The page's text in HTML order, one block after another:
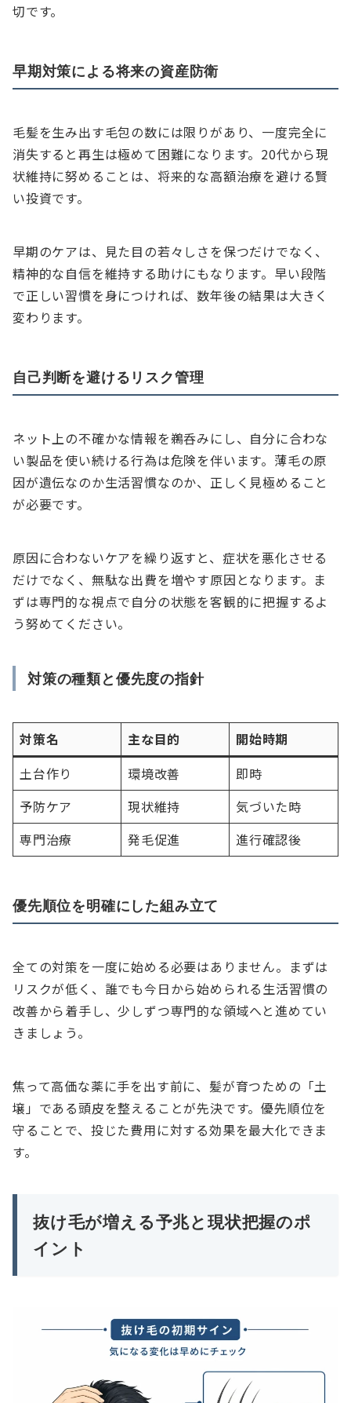
切です。
早期対策による将来の資産防衛
毛髪を生み出す毛包の数には限りがあり、一度完全に
消失すると再生は極めて困難になります。20代から現
状維持に努めることは、将来的な高額治療を避ける賢
い投資です。
早期のケアは、見た目の若々しさを保つだけでなく、
精神的な自信を維持する助けにもなります。早い段階
で正しい習慣を身につければ、数年後の結果は大きく
変わります。
自己判断を避けるリスク管理
ネット上の不確かな情報を鵜呑みにし、自分に合わな
い製品を使い続ける行為は危険を伴います。薄毛の原
因が遺伝なのか生活習慣なのか、正しく見極めること
が必要です。
原因に合わないケアを繰り返すと、症状を悪化させる
だけでなく、無駄な出費を増やす原因となります。ま
ずは専門的な視点で自分の状態を客観的に把握するよ
う努めてください。
対策の種類と優先度の指針
対策名 主な目的
開始時期
土台作り
環境改善
即時
予防ケア
現状維持
気づいた時
専門治療
発毛促進 進行確認後
優先順位を明確にした組み立て
全ての対策を一度に始める必要はありません。まずは
リスクが低く、誰でも今日から始められる生活習慣の
改善から着手し、少しずつ専門的な領域へと進めてい
きましょう。
焦って高価な薬に手を出す前に、髪が育つための「土
壌」である頭皮を整えることが先決です。優先順位を
守ることで、投じた費用に対する効果を最大化できま
す。
抜け毛が増える予兆と現状把握のポ
イント